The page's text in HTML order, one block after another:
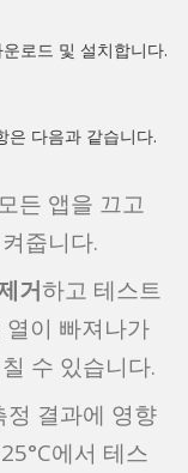
로드 및 설치합니다.
은 다음과 같습니다.
든 앱을 끄고
줍니다.
거하고 테스트
이 빠져나가
수 있습니다.
결과에 영향
에서 테스